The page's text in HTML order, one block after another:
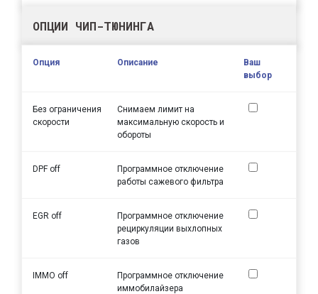
ОПЦИИ ЧИП-ТЮНИНГА
Опция Описание
Ваш
выбор
Без ограничения
скорости
Снимаем лимит на
максимальную скорость и
обороты
DPF off
Программное отключение
работы сажевого фильтра
EGR off
Программное отключение
рециркуляции выхлопных
газов
IMMO off
Программное отключение
иммобилайзера